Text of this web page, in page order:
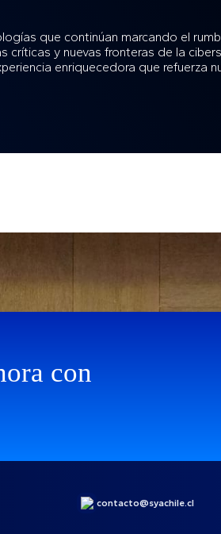
que continúan marcando el
críticas y nuevas fronteras de la
enriquecedora que refuerza
con
contacto@syachile.cl